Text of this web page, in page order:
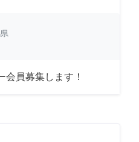
会員募集します！